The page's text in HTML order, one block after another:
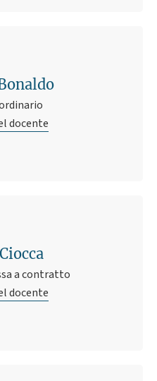
docente
a contratto
docente